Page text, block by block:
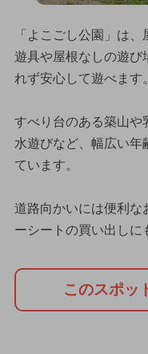
「よこごし公園」は
遊具や屋根なしの遊び
れず安心して遊べます。
すべり台のある築山や
水遊びなど、幅広い年
ています。
道路向かいには便利な
ーシートの買い出しに
このスポッ